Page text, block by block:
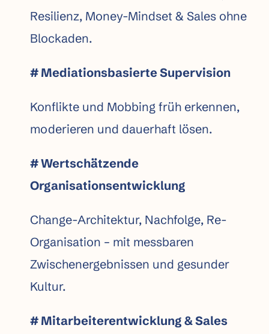
Resilienz, Money-Mindset & Sales ohne
Blockaden.
# Mediationsbasierte Supervision
Konflikte und Mobbing früh erkennen,
moderieren und dauerhaft lösen.
# Wertschätzende
Organisationsentwicklung
Change-Architektur, Nachfolge, Re-
Organisation – mit messbaren
Zwischenergebnissen und gesunder
Kultur.
# Mitarbeiter­entwicklung & Sales